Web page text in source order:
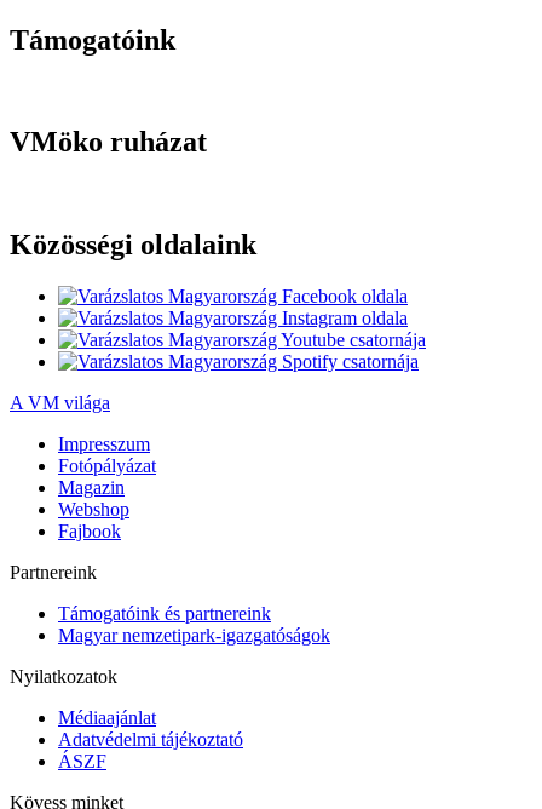
Támogatóink
VMöko ruházat
Közösségi oldalaink
A VM világa
Impresszum
Fotópályázat
Magazin
Webshop
Fajbook
Partnereink
Támogatóink és partnereink
Magyar nemzetipark-igazgatóságok
Nyilatkozatok
Médiaajánlat
Adatvédelmi tájékoztató
ÁSZF
Kövess minket